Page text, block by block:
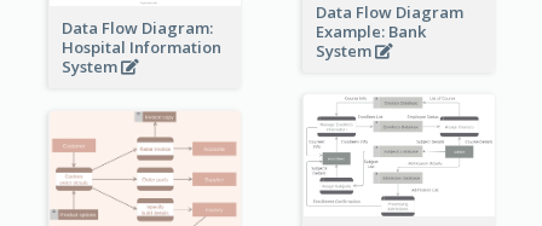
Data Flow Diagram:
Hospital Information
System
Data Flow Diagram
Example: Bank
System